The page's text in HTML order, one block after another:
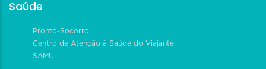
Saúde
Pronto-Socorro
Centro de Atenção à Saúde do Viajante
SAMU